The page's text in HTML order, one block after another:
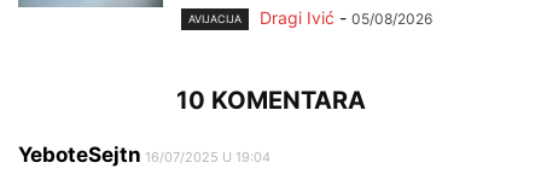
AVIJACIJA Dragi Ivić - 05/08/2026
10 KOMENTARA
YeboteSejtn 16/07/2025 U 19:04